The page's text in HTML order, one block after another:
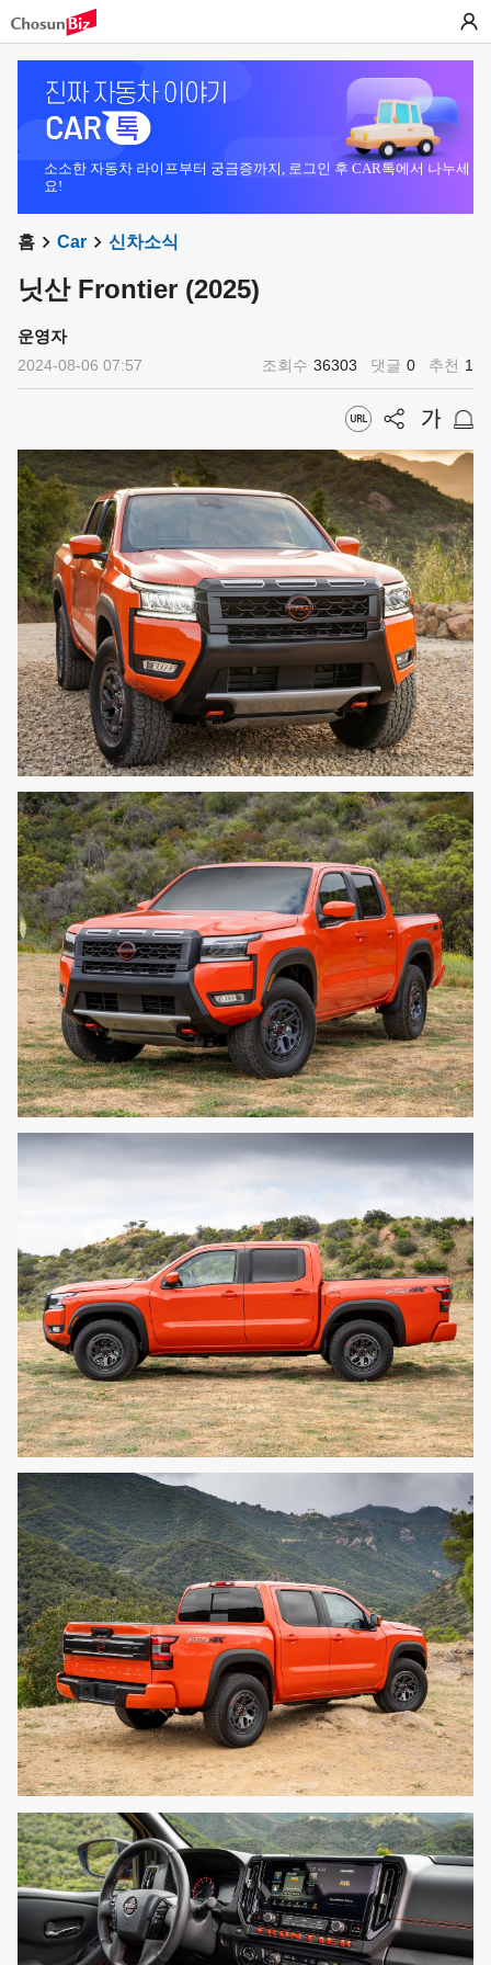
소소한 자동차 라이프부터 궁금증까지, 로그인 후 CAR톡에서 나누세
요!
홈 Car 신차소식
닛산 Frontier (2025)
운영자
2024-08-06 07:57 조회수 36303 댓글 0 추천 1